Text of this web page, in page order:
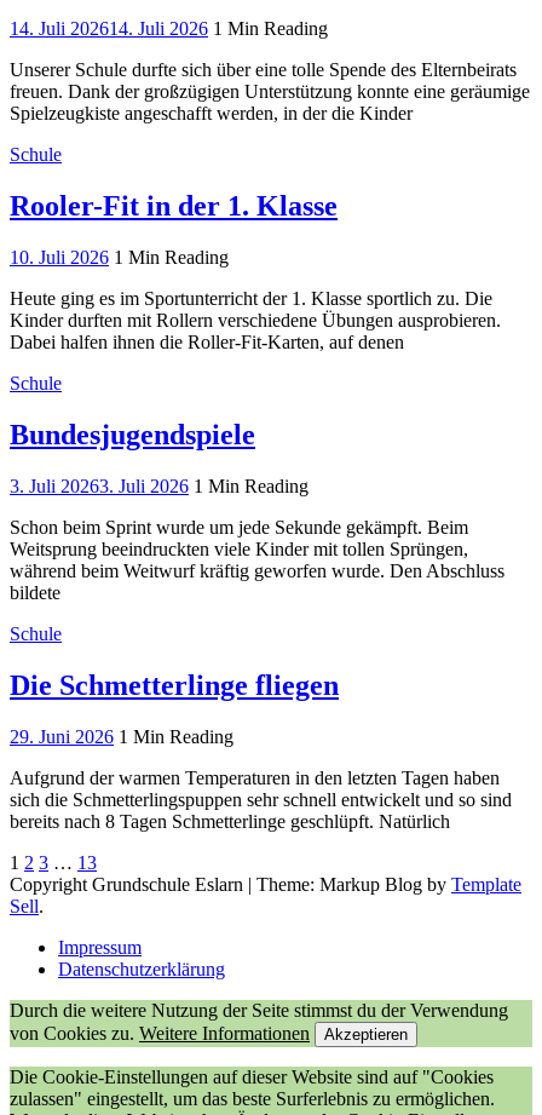
14. Juli 202614. Juli 2026 1 Min Reading
Unserer Schule durfte sich über eine tolle Spende des Elternbeirats
freuen. Dank der großzügigen Unterstützung konnte eine geräumige
Spielzeugkiste angeschafft werden, in der die Kinder
Schule
Rooler-Fit in der 1. Klasse
10. Juli 2026 1 Min Reading
Heute ging es im Sportunterricht der 1. Klasse sportlich zu. Die
Kinder durften mit Rollern verschiedene Übungen ausprobieren.
Dabei halfen ihnen die Roller-Fit-Karten, auf denen
Schule
Bundesjugendspiele
3. Juli 20263. Juli 2026 1 Min Reading
Schon beim Sprint wurde um jede Sekunde gekämpft. Beim
Weitsprung beeindruckten viele Kinder mit tollen Sprüngen,
während beim Weitwurf kräftig geworfen wurde. Den Abschluss
bildete
Schule
Die Schmetterlinge fliegen
29. Juni 2026 1 Min Reading
Aufgrund der warmen Temperaturen in den letzten Tagen haben
sich die Schmetterlingspuppen sehr schnell entwickelt und so sind
bereits nach 8 Tagen Schmetterlinge geschlüpft. Natürlich
1 2 3 … 13
Copyright Grundschule Eslarn | Theme: Markup Blog by Template
Sell.
Impressum
Datenschutzerklärung
Durch die weitere Nutzung der Seite stimmst du der Verwendung
von Cookies zu. Weitere Informationen Akzeptieren
Die Cookie-Einstellungen auf dieser Website sind auf "Cookies
zulassen" eingestellt, um das beste Surferlebnis zu ermöglichen.